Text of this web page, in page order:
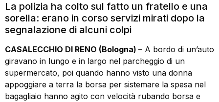
La polizia ha colto sul fatto un fratello e una
sorella: erano in corso servizi mirati dopo la
segnalazione di alcuni colpi
CASALECCHIO DI RENO (Bologna) – A bordo di un’auto
giravano in lungo e in largo nel parcheggio di un
supermercato, poi quando hanno visto una donna
appoggiare a terra la borsa per sistemare la spesa nel
bagagliaio hanno agito con velocità rubando borsa e